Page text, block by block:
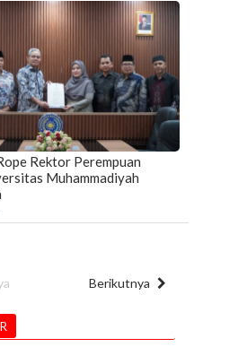
Rektor Perempuan
Muhammadiyah
Berikutnya